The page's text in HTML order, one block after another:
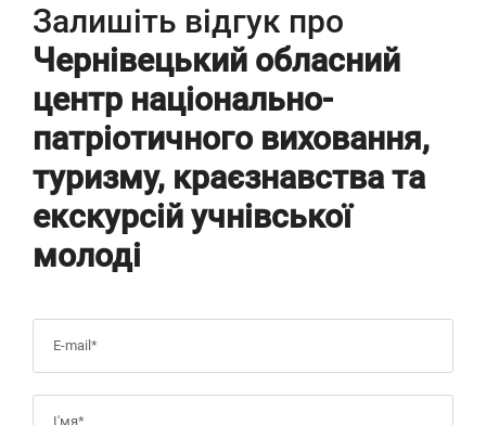
Залишіть відгук про
Чернівецький обласний
центр національно-
патріотичного виховання,
туризму, краєзнавства та
екскурсій учнівської
молоді